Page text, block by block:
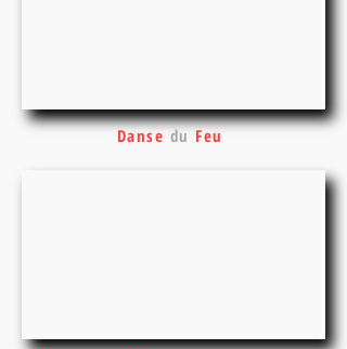
Danse du Feu